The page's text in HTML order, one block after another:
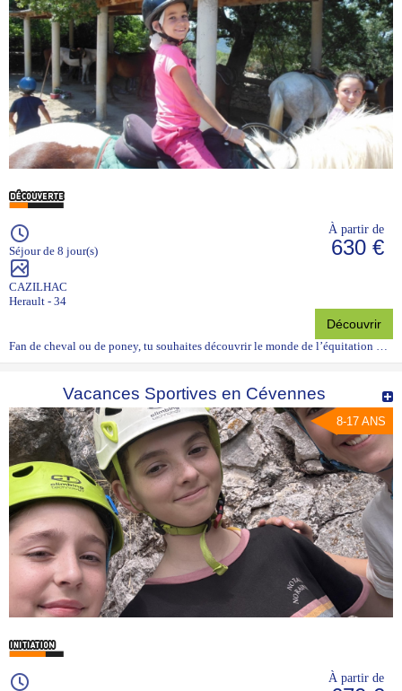
Séjour de 8 jour(s)
CAZILHAC
Herault - 34
À partir de
630 €
Découvrir
Fan de cheval ou de poney, tu souhaites découvrir le monde de l’équitation …
Vacances Sportives en Cévennes
8-17 ANS
À partir de